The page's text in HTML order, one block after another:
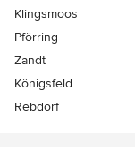
Klingsmoos
Pförring
Zandt
Königsfeld
Rebdorf